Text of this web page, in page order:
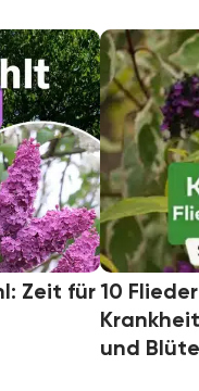
Zeit für10
und